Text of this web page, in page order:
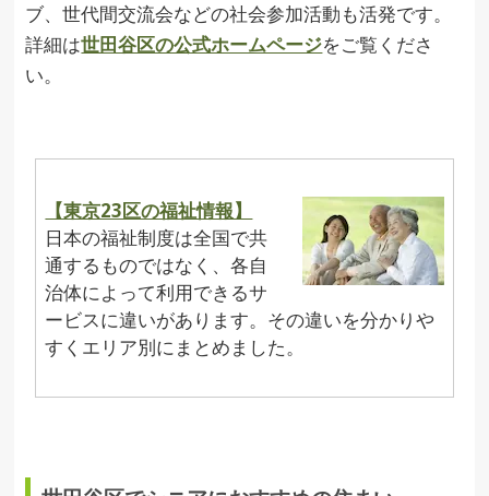
ブ、世代間交流会などの社会参加活動も活発です。
詳細は世田谷区の公式ホームページをご覧くださ
い。
【東京23区の福祉情報】
日本の福祉制度は全国で共
通するものではなく、各自
治体によって利用できるサ
ービスに違いがあります。その違いを分かりや
すくエリア別にまとめました。